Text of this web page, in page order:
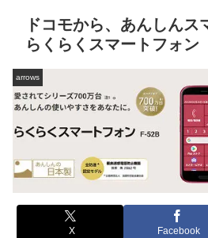
ドコモから、あんしんス
らくらくスマートフォン
arrows
X Facebook